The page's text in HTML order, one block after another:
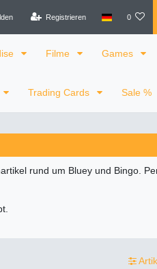
Registrieren 0
Filme Games
Trading Cards Sale %
rund um Bluey und Bingo.